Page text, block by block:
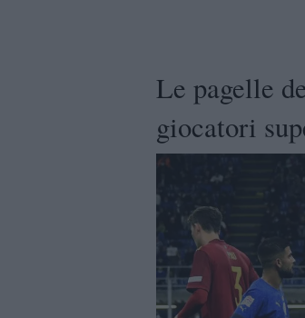
Le pagelle
giocatori